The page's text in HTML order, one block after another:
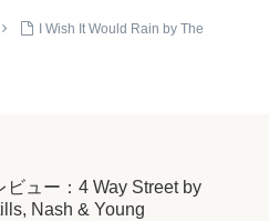
I Wish It Would Rain by The
ビュー：4 Way Street by
Nash & Young